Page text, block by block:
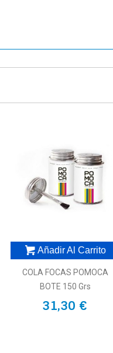
Añadir Al Carrito
COLA FOCAS POMOCA
BOTE 150 Grs
31,30 €